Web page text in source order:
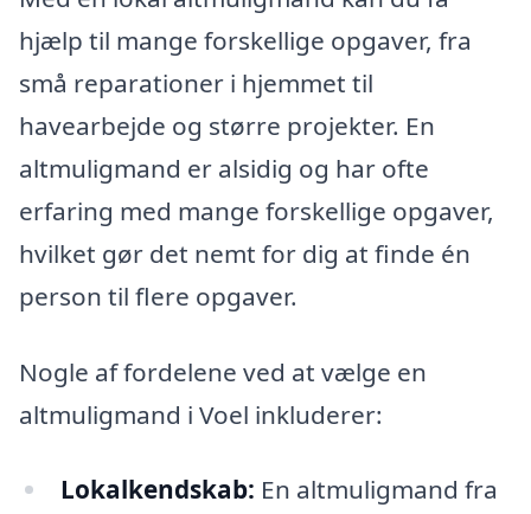
hjælp til mange forskellige opgaver, fra
små reparationer i hjemmet til
havearbejde og større projekter. En
altmuligmand er alsidig og har ofte
erfaring med mange forskellige opgaver,
hvilket gør det nemt for dig at finde én
person til flere opgaver.
Nogle af fordelene ved at vælge en
altmuligmand i Voel inkluderer:
Lokalkendskab: En altmuligmand fra